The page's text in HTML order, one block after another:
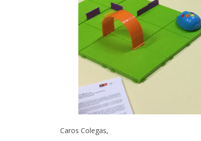
Caros Colegas,